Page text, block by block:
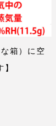
箱）に空